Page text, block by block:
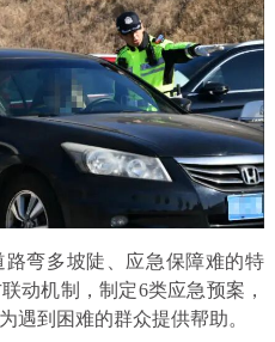
弯多坡陡、应急保障难的特
动机制，制定6类应急预案，
遇到困难的群众提供帮助。